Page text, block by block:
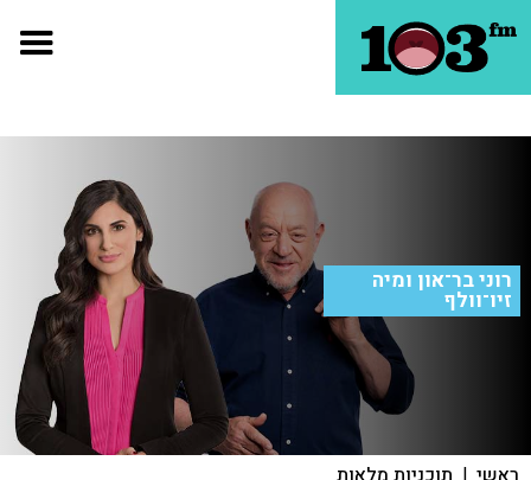
רוני בר־און ומיה
זיו־וולף